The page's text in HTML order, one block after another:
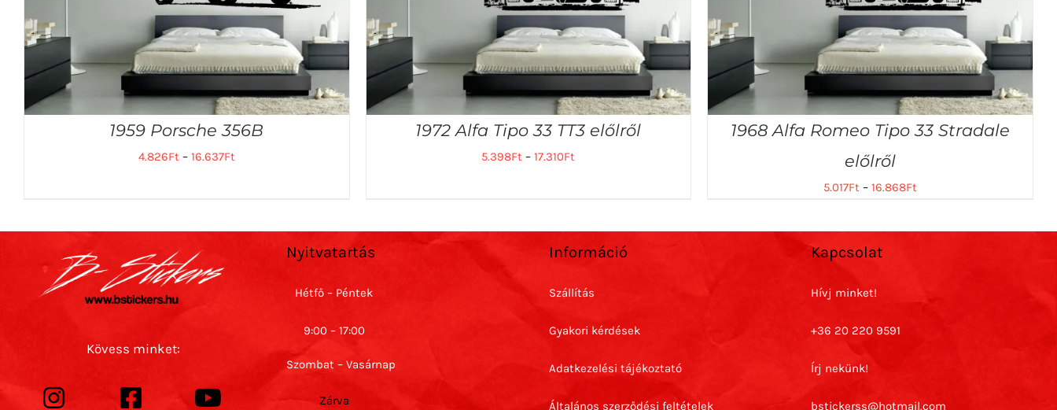
1959 Porsche 356B
4.826Ft– 16.637Ft
1972 Alfa Tipo 33 TT3 előlről
5.398Ft –17.310Ft
1968 Alfa Romeo Tipo 33 Stradale
előlről
5.017Ft –16.868Ft
Kövess minket:
Nyitvatartás
Hétfő – Péntek
9:00 – 17:00
Szombat – Vasárnap
Zárva
Információ
Szállítás
Gyakori kérdések
Adatkezelési tájékoztató
Általános szerződési feltételek
Kapcsolat
Hívj minket!
+36 20 220 9591
Írj nekünk!
bstickerss@hotmail.com